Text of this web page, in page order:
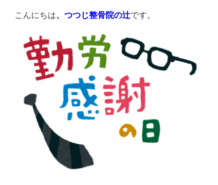
整
体
肩
り
こんにちは、つつじ整骨院の辻です。